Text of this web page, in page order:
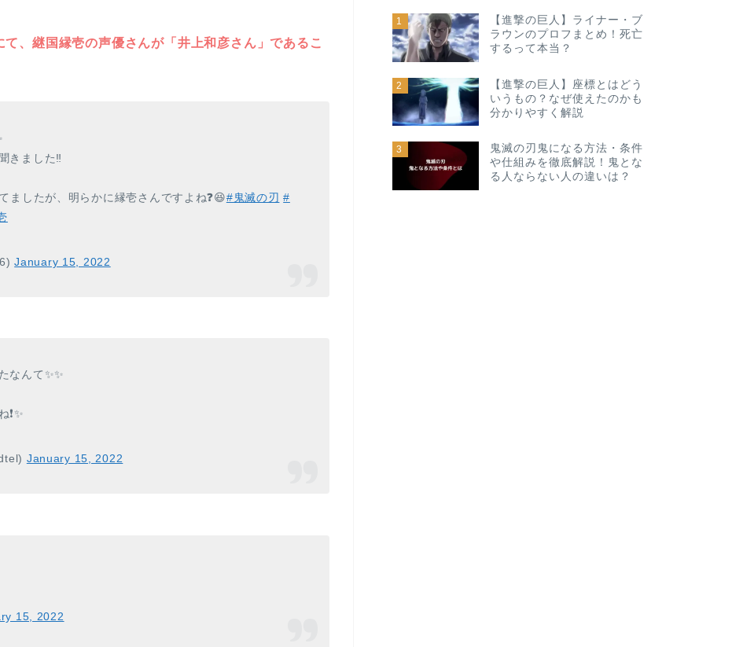
、継国縁壱の声優さんが「井上和彦さん」であるこ
きました‼️
ましたが、明らかに縁壱さんですよね❓️😆#鬼滅の刃 #
January 15, 2022
なんて✨✨
January 15, 2022
15, 2022
1
【進撃の巨人】ライナー・ブ
ラウンのプロフまとめ！死亡
するって本当？
2
【進撃の巨人】座標とはどう
いうもの？なぜ使えたのかも
分かりやすく解説
3
鬼滅の刃鬼になる方法・条件
や仕組みを徹底解説！鬼とな
る人ならない人の違いは？